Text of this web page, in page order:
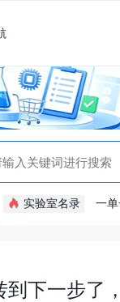
实验室名录 一
下一步了